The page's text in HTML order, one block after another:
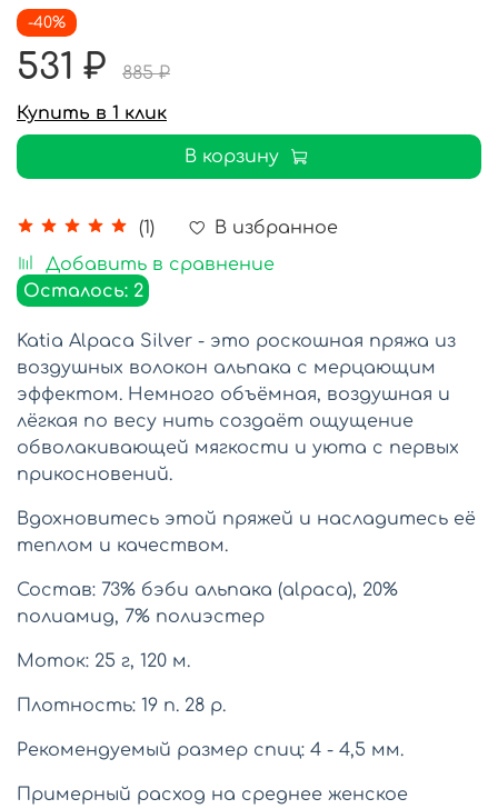
(1)
В избранное
Добавить в сравнение
Осталось: 2
-40%
531 ₽
885 ₽
Купить в 1 клик
В корзину
Katia Alpaca Silver - это роскошная пряжа из
воздушных волокон альпака с мерцающим
эффектом. Немного объёмная, воздушная и
лёгкая по весу нить создаёт ощущение
обволакивающей мягкости и уюта с первых
прикосновений.
Вдохновитесь этой пряжей и насладитесь её
теплом и качеством.
Состав: 73% бэби альпака (alpaca), 20%
полиамид, 7% полиэстер
Моток: 25 г, 120 м.
Плотность: 19 п. 28 р.
Рекомендуемый размер спиц: 4 - 4,5 мм.
Примерный расход на среднее женское